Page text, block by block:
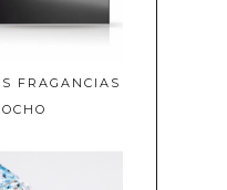
FRAGANCIAS